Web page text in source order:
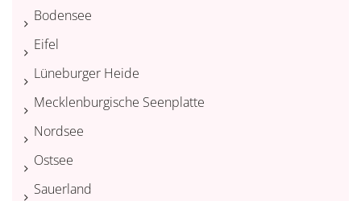
Bodensee
Eifel
Lüneburger Heide
Mecklenburgische Seenplatte
Nordsee
Ostsee
Sauerland